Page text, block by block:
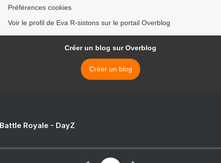
Préférences cookies
Voir le profil de Eva R-sistons sur le portail Overblog
Créer un blog sur Overblog
Créer un blog
Royale - DayZ